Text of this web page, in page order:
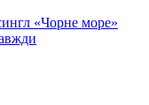
«Чорне море»